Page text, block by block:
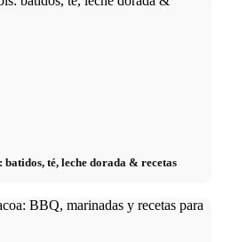
batidos, té, leche dorada & recetas